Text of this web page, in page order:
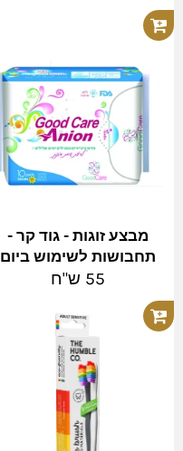
מבצע זוגות - גוד קר -
תחבושות לשימוש ביום
מחיר
55 ש"ח